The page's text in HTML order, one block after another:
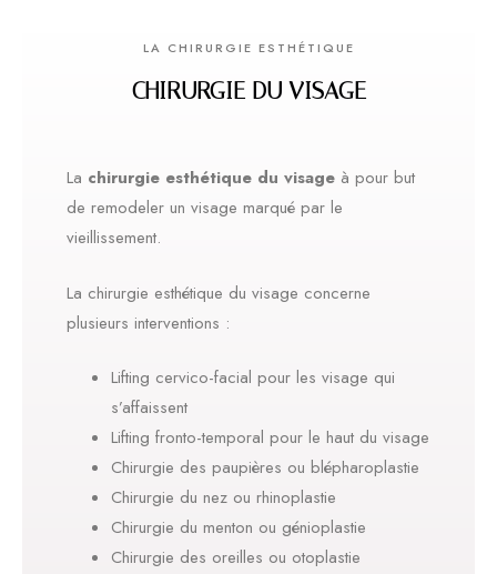
LA CHIRURGIE ESTHÉTIQUE
CHIRURGIE DU VISAGE
La chirurgie esthétique du visage à pour but
de remodeler un visage marqué par le
vieillissement.
La chirurgie esthétique du visage concerne
plusieurs interventions :
Lifting cervico-facial pour les visage qui
s’affaissent
Lifting fronto-temporal pour le haut du visage
Chirurgie des paupières ou blépharoplastie
Chirurgie du nez ou rhinoplastie
Chirurgie du menton ou génioplastie
Chirurgie des oreilles ou otoplastie